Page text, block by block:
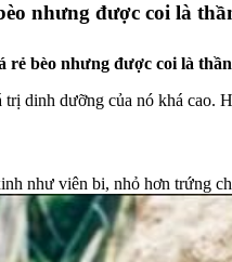
nhưng được coi là
bèo nhưng được coi là
dinh dưỡng của nó khá cao.
như viên bi, nhỏ hơn trứng